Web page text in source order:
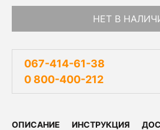
НЕТ В
067-414-61-38
0 800-400-212
ОПИСАНИЕ ИНСТРУКЦИЯ